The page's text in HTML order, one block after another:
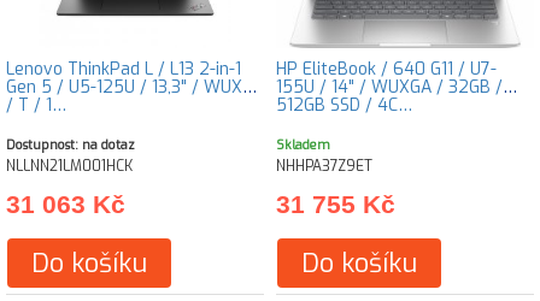
Lenovo ThinkPad L / L13 2-in-1
Gen 5 / U5-125U / 13,3" / WUXGA
/ T / 1…
Dostupnost: na dotaz
NLLNN21LM001HCK
31 063 Kč
Do košíku
HP EliteBook / 640 G11 / U7-
155U / 14" / WUXGA / 32GB /
512GB SSD / 4C…
Skladem
NHHPA37Z9ET
31 755 Kč
Do košíku